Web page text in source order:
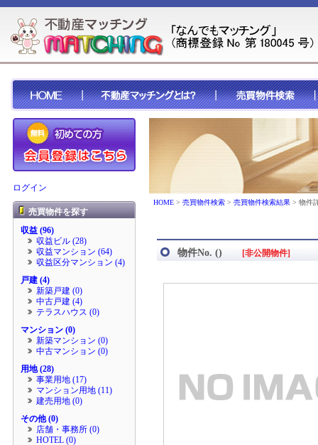
ログイン
売買物件を探す
収益 (96)
収益ビル (28)
収益マンション (64)
収益区分マンション (4)
戸建 (4)
新築戸建 (0)
中古戸建 (4)
テラスハウス (0)
マンション (0)
新築マンション (0)
中古マンション (0)
用地 (28)
事業用地 (17)
マンション用地 (11)
建売用地 (0)
その他 (0)
店舗・事務所 (0)
HOTEL (0)
HOME > 売買物件検索 > 売買物件検索結果 > 物件
物件No. () [非公開物件]